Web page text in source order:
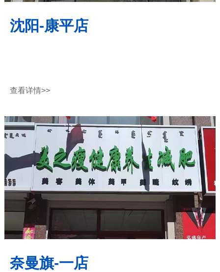
沈阳-康平店
查看详情>>
奈曼旗-一店